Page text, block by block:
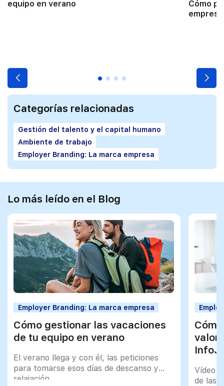
equipo en verano
Cómo
Categorías relacionadas
Gestión del talento y el capital humano
Ambiente de trabajo
Employer Branding: La marca empresa
Lo más leído en el Blog
Employer Branding: La marca empresa
Cómo gestionar las vacaciones
de tu equipo en verano
El verano llega y con él, las peticiones
para tomarse esos días de descanso y
relajación
Vídeo
de las